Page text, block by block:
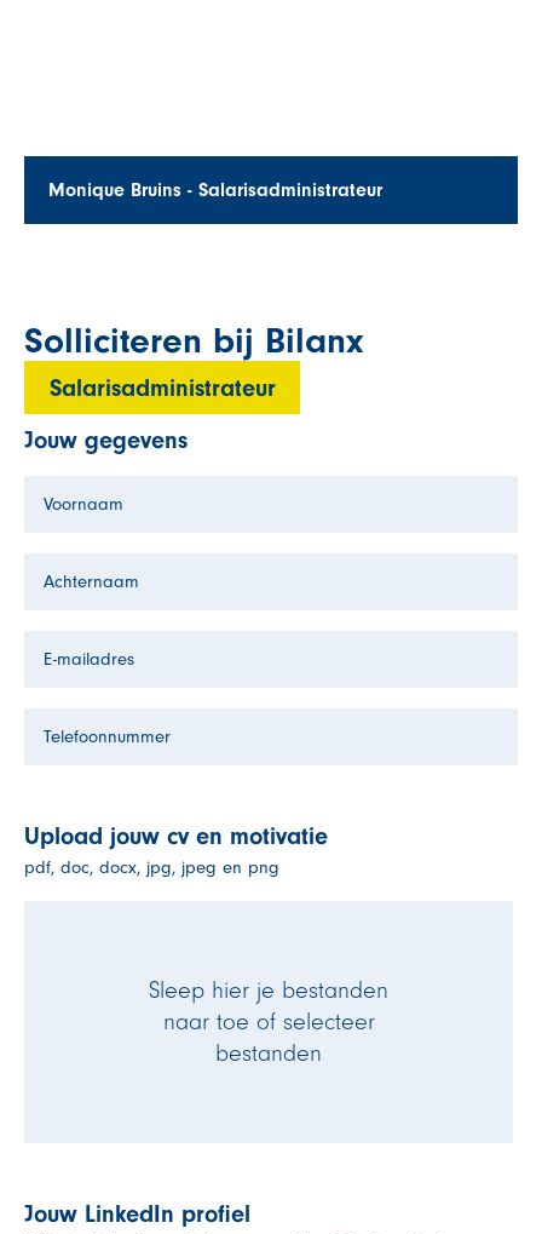
Monique Bruins - Salarisadministrateur
Solliciteren bij Bilanx
Salarisadministrateur
Jouw gegevens
Upload jouw cv en motivatie
pdf, doc, docx, jpg, jpeg en png
Jouw LinkedIn profiel